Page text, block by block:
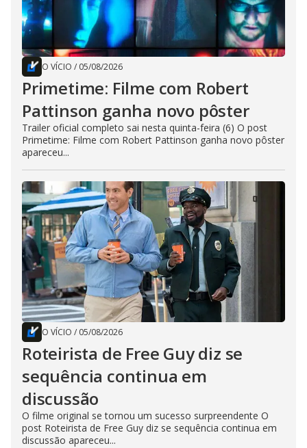
O VÍCIO / 05/08/2026
Primetime: Filme com Robert
Pattinson ganha novo pôster
Trailer oficial completo sai nesta quinta-feira (6) O post
Primetime: Filme com Robert Pattinson ganha novo pôster
apareceu...
O VÍCIO / 05/08/2026
Roteirista de Free Guy diz se
sequência continua em
discussão
O filme original se tornou um sucesso surpreendente O
post Roteirista de Free Guy diz se sequência continua em
discussão apareceu...